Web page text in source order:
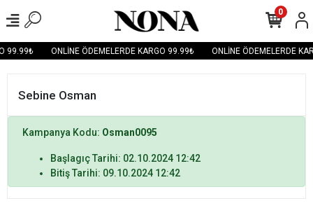
99.99₺ ONLİNE ÖDEMELERDE KARGO 99.99₺ ONLİNE ÖDEMELERDE
0
Sebine Osman
Kampanya Kodu: Osman0095
Başlagıç Tarihi: 02.10.2024 12:42
Bitiş Tarihi: 09.10.2024 12:42